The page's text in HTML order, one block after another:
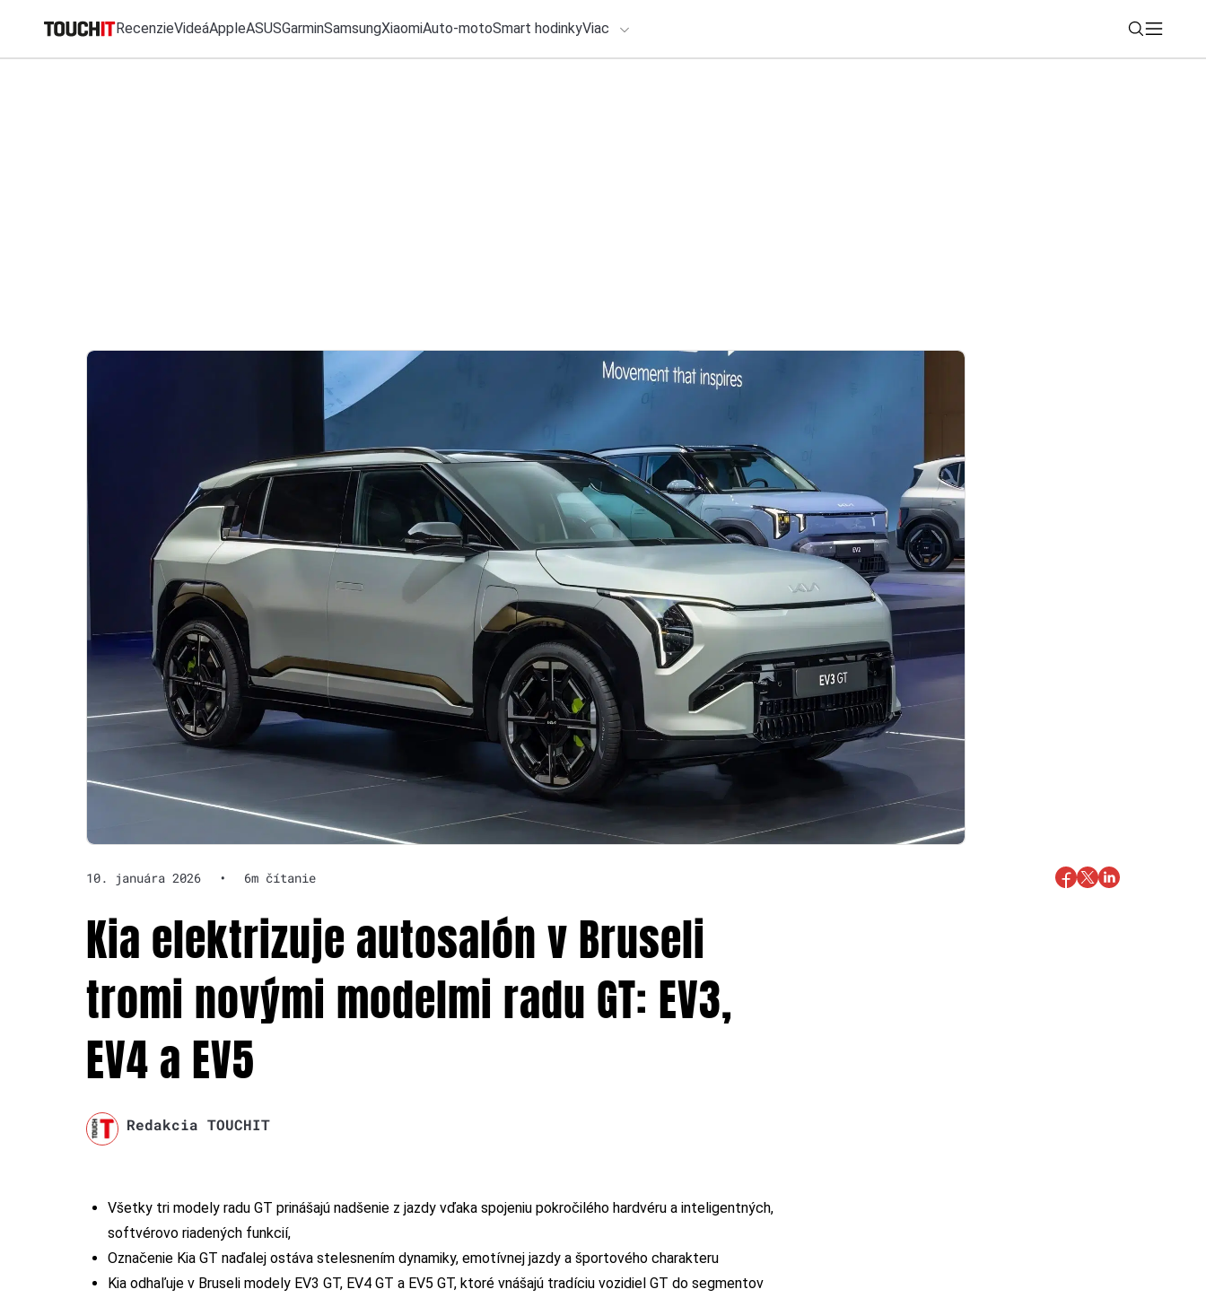
RecenzieVideáAppleASUSGarminSamsungXiaomiAuto-motoSmart hodinkyViac
10. januára 2026 • 6m čítanie
Kia elektrizuje autosalón v Bruseli
tromi novými modelmi radu GT: EV3,
EV4 a EV5
Redakcia TOUCHIT
Všetky tri modely radu GT prinášajú nadšenie z jazdy vďaka spojeniu pokročilého hardvéru a inteligentných,
softvérovo riadených funkcií,
Označenie Kia GT naďalej ostáva stelesnením dynamiky, emotívnej jazdy a športového charakteru
Kia odhaľuje v Bruseli modely EV3 GT, EV4 GT a EV5 GT, ktoré vnášajú tradíciu vozidiel GT do segmentov